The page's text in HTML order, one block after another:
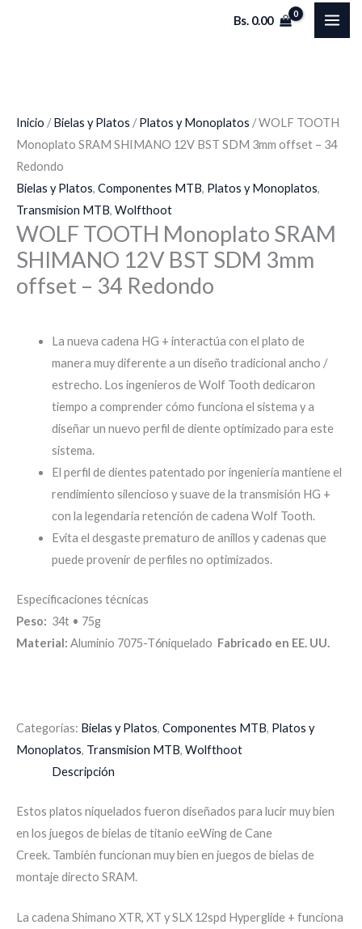
Bs. 0.00
Inicio /Bielas y Platos /Platos y Monoplatos / WOLF TOOTH
Monoplato SRAM SHIMANO 12V BST SDM 3mm offset – 34
Redondo
Bielas y Platos, Componentes MTB, Platos y Monoplatos,
Transmision MTB, Wolfthoot
WOLF TOOTH Monoplato SRAM
SHIMANO 12V BST SDM 3mm
offset – 34 Redondo
La nueva cadena HG + interactúa con el plato de
manera muy diferente a un diseño tradicional ancho /
estrecho. Los ingenieros de Wolf Tooth dedicaron
tiempo a comprender cómo funciona el sistema y a
diseñar un nuevo perfil de diente optimizado para este
sistema.
El perfil de dientes patentado por ingeniería mantiene el
rendimiento silencioso y suave de la transmisión HG +
con la legendaria retención de cadena Wolf Tooth.
Evita el desgaste prematuro de anillos y cadenas que
puede provenir de perfiles no optimizados.
Especificaciones técnicas
Peso: 34t • 75g
Material: Aluminio 7075-T6niquelado Fabricado en EE. UU.
Categorías: Bielas y Platos, Componentes MTB, Platos y
Monoplatos, Transmision MTB, Wolfthoot
Descripción
Estos platos niquelados fueron diseñados para lucir muy bien
en los juegos de bielas de titanio eeWing de Cane
Creek. También funcionan muy bien en juegos de bielas de
montaje directo SRAM.
La cadena Shimano XTR, XT y SLX 12spd Hyperglide + funciona